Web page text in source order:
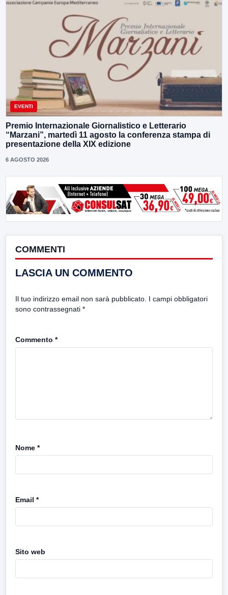
EVENTI
Premio Internazionale Giornalistico e Letterario
“Marzani”, martedì 11 agosto la conferenza stampa di
presentazione della XIX edizione
6 AGOSTO 2026
COMMENTI
LASCIA UN COMMENTO
Il tuo indirizzo email non sarà pubblicato. I campi obbligatori
sono contrassegnati *
Commento *
Nome *
Email *
Sito web